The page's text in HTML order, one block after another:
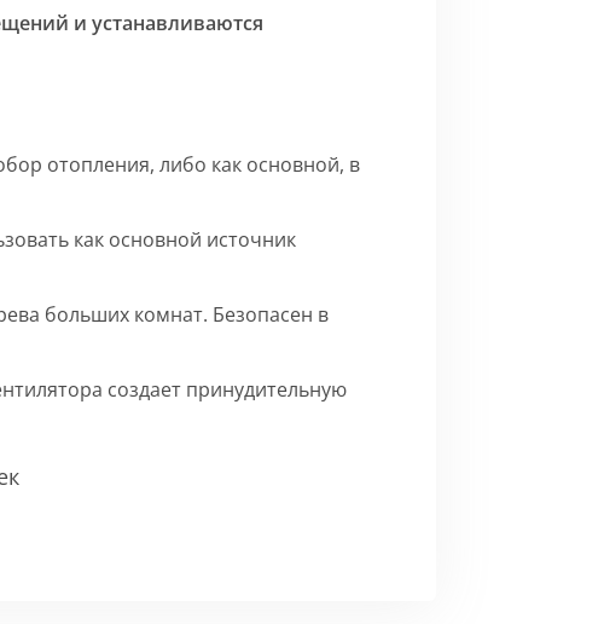
и устанавливаются
отопления, либо как основной, в
как основной источник
больших комнат. Безопасен в
создает принудительную